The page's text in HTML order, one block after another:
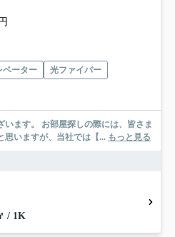
ベーター
光ファイバー
には、皆さま
思いますが、当社では【... もっと見る
/ 1K